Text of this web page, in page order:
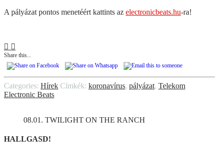
A pályázat pontos menetéért kattints az electronicbeats.hu-ra!
Share this...
Categories: Hírek Címkék: koronavírus, pályázat, Telekom
Electronic Beats
08.01. TWILIGHT ON THE RANCH
HALLGASD!